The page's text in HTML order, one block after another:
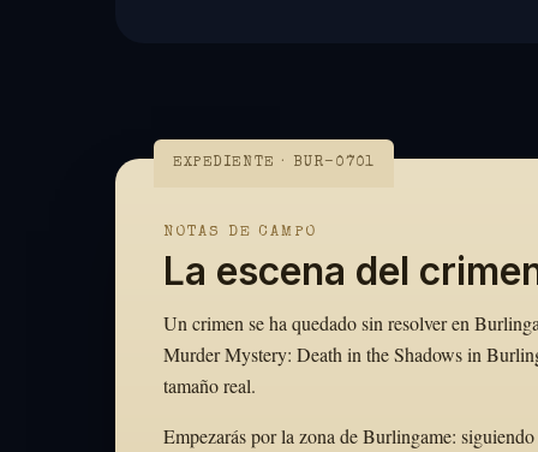
EXPEDIENTE · BUR-0701
NOTAS DE CAMPO
La escena del
Un crimen se ha quedado sin resolver en
Murder Mystery: Death in the Shadows in
tamaño real.
Empezarás por la zona de Burlingame: